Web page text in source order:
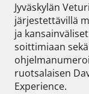
Jyväskylän
järjestettävillä
ja
soittimiaan
ruotsalaisen
Experience.